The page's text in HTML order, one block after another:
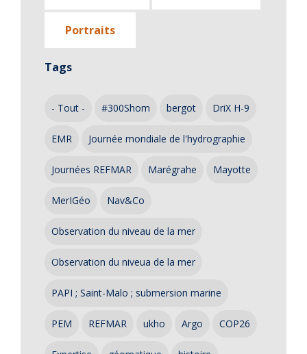
Portraits
Tags
- Tout - #300Shom bergot DriX H-9
EMR Journée mondiale de l'hydrographie
Journées REFMAR Marégrahe Mayotte
MerIGéo Nav&Co
Observation du niveau de la mer
Observation du niveua de la mer
PAPI ; Saint-Malo ; submersion marine
PEM REFMAR ukho Argo COP26